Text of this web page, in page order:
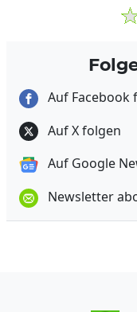
Auf Facebook
Auf X folgen
Auf Google
Newsletter